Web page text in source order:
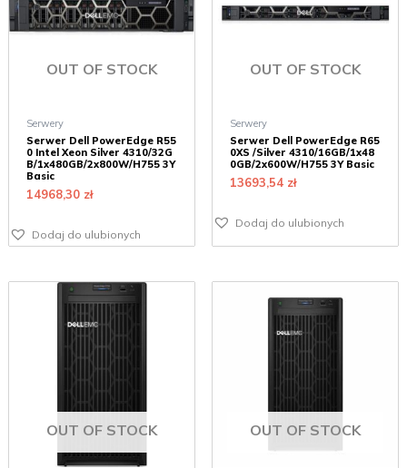
OUT OF STOCK
Serwery
Serwer Dell PowerEdge R55
0 Intel Xeon Silver 4310/32G
B/1x480GB/2x800W/H755 3Y
Basic
14968,30 zł
Dodaj do ulubionych
OUT OF STOCK
Serwery
Serwer Dell PowerEdge R65
0XS /Silver 4310/16GB/1x48
0GB/2x600W/H755 3Y Basic
13693,54 zł
Dodaj do ulubionych
OUT OF STOCK OUT OF STOCK